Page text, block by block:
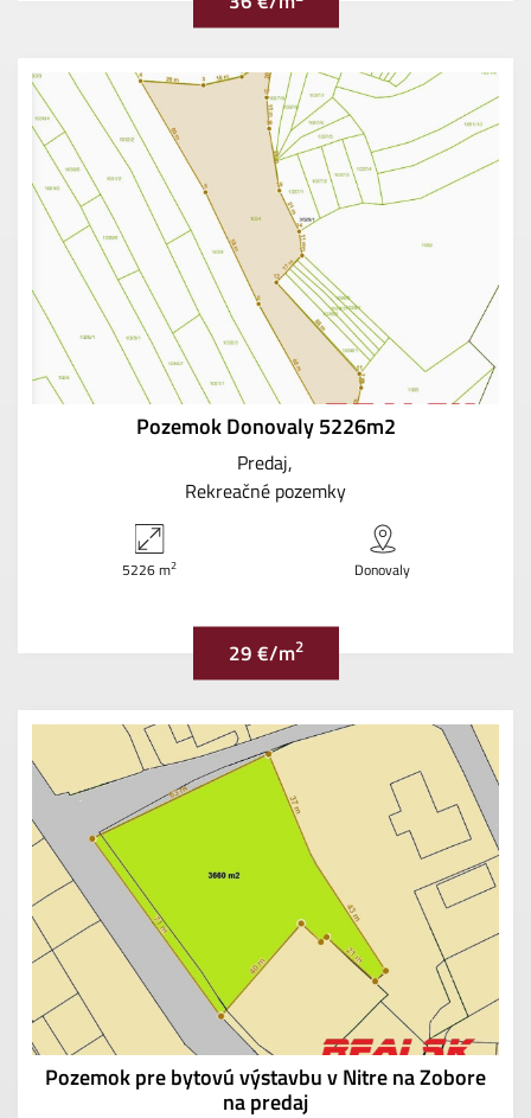
Pozemok Donovaly 5226m2
Predaj
Rekreačné pozemky
5226 m2 Donovaly
29 €/m2
Pozemok pre bytovú výstavbu v Nitre na Zobore
na predaj